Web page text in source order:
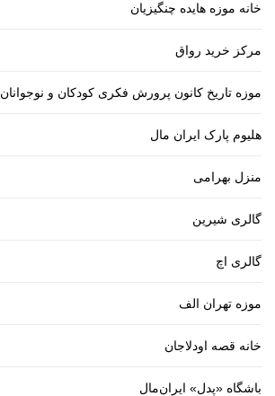
خانه موزه هایده چنگیزیان
مرکز خرید رواق
موزه تاریخ کانون پرورش فکری کودکان و نوجوانان
هلیوم پارک ایران مال
منزل بهرامی
گالری شیرین
گالری اچ
موزه تهران الف
خانه قصه اودلاجان
باشگاه «پدل» ایران‌مال